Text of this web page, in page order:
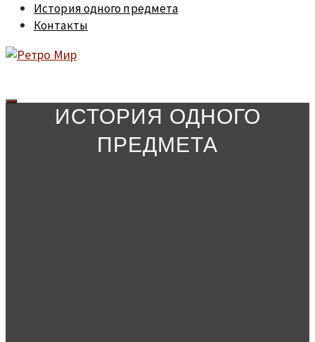
История одного предмета
Контакты
ИСТОРИЯ ОДНОГО
ПРЕДМЕТА